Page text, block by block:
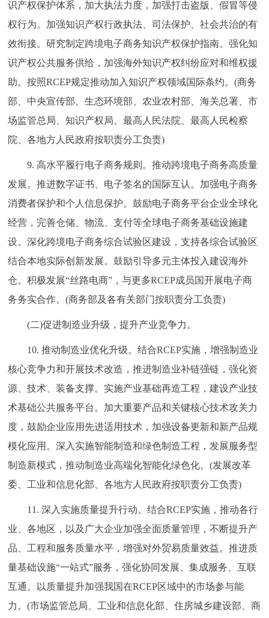
识产权保护体系，加大执法力度，加强打击盗版、假冒等侵
权行为。加强知识产权行政执法、司法保护、社会共治的有
效衔接。研究制定跨境电子商务知识产权保护指南。强化知
识产权公共服务供给，加强海外知识产权纠纷应对和维权援
助。按照RCEP规定推动加入知识产权领域国际条约。(商务
部、中央宣传部、生态环境部、农业农村部、海关总署、市
场监管总局、知识产权局、最高人民法院、最高人民检察
院、各地方人民政府按职责分工负责)
9. 高水平履行电子商务规则。推动跨境电子商务高质量
发展。推进数字证书、电子签名的国际互认。加强电子商务
消费者保护和个人信息保护。鼓励电子商务平台企业全球化
经营，完善仓储、物流、支付等全球电子商务基础设施建
设。深化跨境电子商务综合试验区建设，支持各综合试验区
结合本地实际创新发展。鼓励引导多元主体投入建设海外
仓。积极发展“丝路电商”，与更多RCEP成员国开展电子商
务务实合作。(商务部及各有关部门按职责分工负责)
(二)促进制造业升级，提升产业竞争力。
10. 推动制造业优化升级。结合RCEP实施，增强制造业
核心竞争力和开展技术改造，推进制造业补链强链，强化资
源、技术、装备支撑。实施产业基础再造工程，建设产业技
术基础公共服务平台。加大重要产品和关键核心技术攻关力
度，鼓励企业应用先进适用技术，加强设备更新和新产品规
模化应用。深入实施智能制造和绿色制造工程，发展服务型
制造新模式，推动制造业高端化智能化绿色化。(发展改革
委、工业和信息化部、各地方人民政府按职责分工负责)
11. 深入实施质量提升行动。结合RCEP实施，推动各行
业、各地区，以及广大企业加强全面质量管理，不断提升产
品、工程和服务质量水平，增强对外贸易质量效益。推进质
量基础设施“一站式”服务，强化协同发展、集成服务、互联
互通。以质量提升加强我国在RCEP区域中的市场参与能
力。(市场监管总局、工业和信息化部、住房城乡建设部、商